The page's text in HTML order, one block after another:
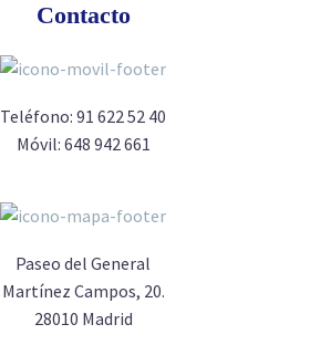
Contacto
Teléfono: 91 622 52 40
Móvil: 648 942 661
Paseo del General
Martínez Campos, 20.
28010 Madrid